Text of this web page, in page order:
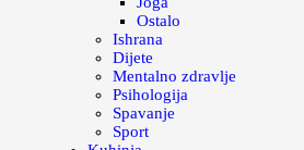
Ostalo
Ishrana
Dijete
Mentalno zdravlje
Psihologija
Spavanje
Sport